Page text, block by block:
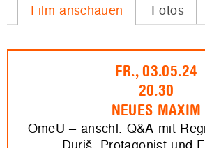
Film anschauen Fotos
FR., 03.05.24
20.30
NEUES MAXIM
OmeU – anschl. Q&A mit